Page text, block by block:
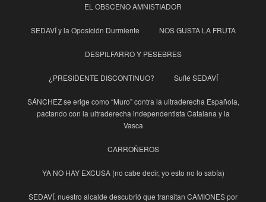
EL OBSCENO AMNISTIADOR
SEDAVÍ y la Oposición Durmiente NOS GUSTA LA FRUTA
DESPILFARRO Y PESEBRES
¿PRESIDENTE DISCONTINUO? Suflé SEDAVÍ
SÁNCHEZ se erige como “Muro” contra la ultraderecha Española,
pactando con la ultraderecha independentista Catalana y la
Vasca
CARROÑEROS
YA NO HAY EXCUSA (no cabe decir, yo esto no lo sabía)
SEDAVÍ, nuestro alcalde descubrió que transitan CAMIONES por